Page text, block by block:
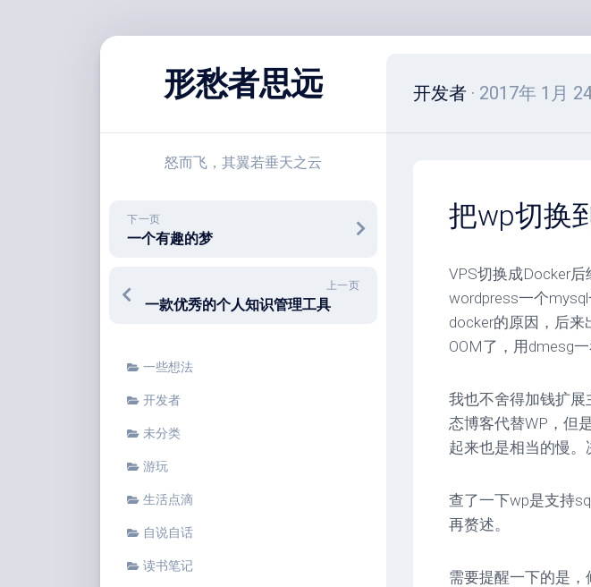
形愁者思远
怒而飞，其翼若垂天之云
下一页
一个有趣的梦
上一页
一款优秀的个人知识管理工具
一些想法
开发者
未分类
游玩
生活点滴
自说自话
读书笔记
开发者 · 2017年 1月
把wp切换
VPS切换成Docker
wordpress一个
docker的原因，后
OOM了，用dmesg一
我也不舍得加钱扩
态博客代替WP，但
起来也是相当的慢。
查了一下wp是支持
再赘述。
需要提醒一下的是